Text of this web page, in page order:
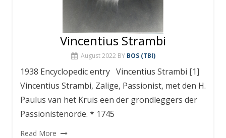
Vincentius Strambi
August 2022 BY BOS (TBI)
1938 Encyclopedic entry Vincentius Strambi [1]
Vincentius Strambi, Zalige, Passionist, met den H.
Paulus van het Kruis een der grondleggers der
Passionistenorde. * 1745
Read More